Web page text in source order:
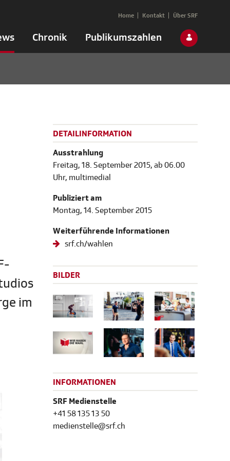
Chronik Publikumszahlen
Home Kontakt Über SRF
im
DETAILINFORMATION
Ausstrahlung
Freitag, 18. September 2015, ab 06.00
Uhr, multimedial
Publiziert am
Montag, 14. September 2015
Weiterführende Informationen
srf.ch/wahlen
BILDER
INFORMATIONEN
SRF Medienstelle
+41 58 135 13 50
medienstelle@srf.ch